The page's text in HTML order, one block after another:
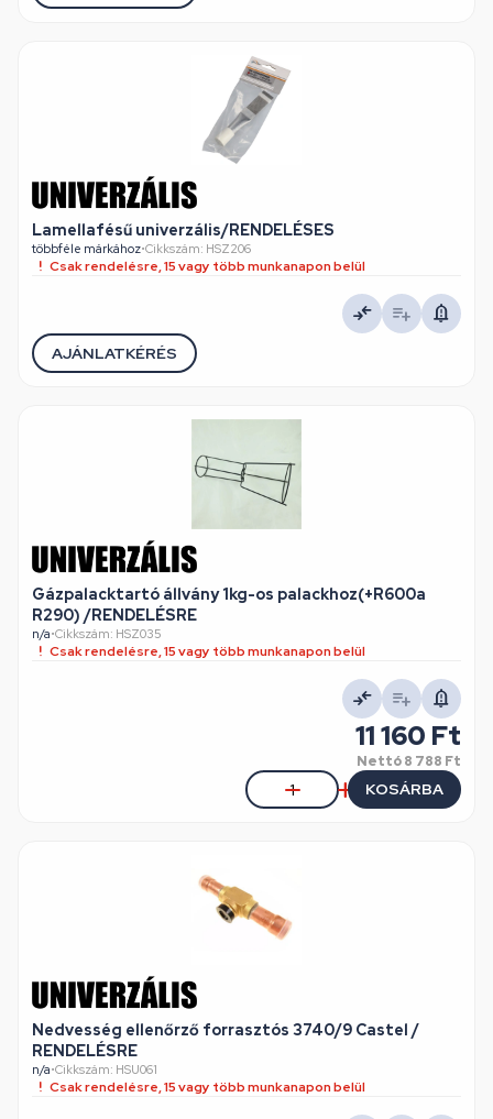
Lamellafésű univerzális/RENDELÉSES
többféle márkához•Cikkszám: HSZ206
Csak rendelésre, 15 vagy több munkanapon belül
AJÁNLATKÉRÉS
Gázpalacktartó állvány 1kg-os palackhoz(+R600a
R290) /RENDELÉSRE
n/a•Cikkszám: HSZ035
Csak rendelésre, 15 vagy több munkanapon belül
11 160 Ft
Nettó8 788 Ft
KOSÁRBA
Nedvesség ellenőrző forrasztós 3740/9 Castel /
RENDELÉSRE
n/a•Cikkszám: HSU061
Csak rendelésre, 15 vagy több munkanapon belül